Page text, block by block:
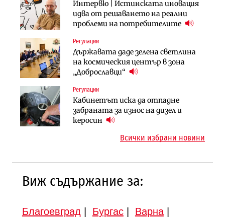
Интервю | Истинската иновация
идва от решаването на реални
проблеми на потребителите
Регулации
Държавата даде зелена светлина
на космическия център в зона
„Доброславци“
Регулации
Кабинетът иска да отпадне
забраната за износ на дизел и
керосин
Компании
„Хювефарма“ подписа договор за
придобиване на Euroapi Italy
Компании
„Ендуросат“ ще строи огромен
космически и отбранителен
Инфраструктура
АПИ възложи промяната на
парцеларния план за
След 20 години застой: Данъчните
оценки на имотите може да бъдат
вдигнати
Инфраструктура
Вторият мост над Варненското
езеро става част от бъдещата
магистрала „Черно море“
Публични финанси
Регионалният министър поема „на
ръчно управление“ общинската
инвестиционна програма
Всички избрани новини
Виж съдържание за:
Благоевград Бургас| Варна|